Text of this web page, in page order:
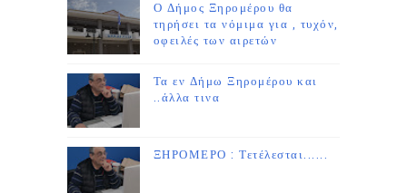
Ο Δήμος Ξηρομέρου θα
τηρήσει τα νόμιμα για , τυχόν,
οφειλές των αιρετών
Τα εν Δήμω Ξηρομέρου και
..άλλα τινα
ΞΗΡΟΜΕΡΟ : Τετέλεσται......